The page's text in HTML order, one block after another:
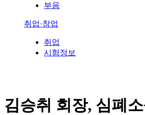
부음
취업·창업
취업
시험정보
김승취 회장, 심폐